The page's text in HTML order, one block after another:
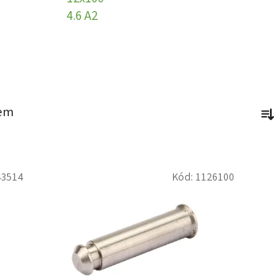
4.6 A2
a
Kód: 1126100